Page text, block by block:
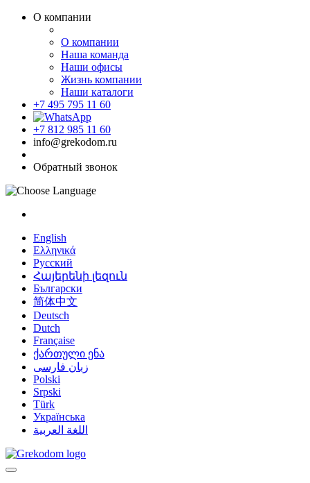
О компании
О компании
Наша команда
Наши офисы
Жизнь компании
Наши каталоги
+7 495 795 11 60
+7 812 985 11 60
info@grekodom.ru
Обратный звонок
English
Ελληνικά
Русский
Հայերենի լեզուն
Български
简体中文
Deutsch
Dutch
Française
ქართული ენა
زبان فارسی
Polski
Srpski
Türk
Українська
اللغة العربية